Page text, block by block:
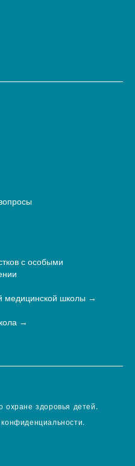
с особыми
медицинской школы
здоровья детей.